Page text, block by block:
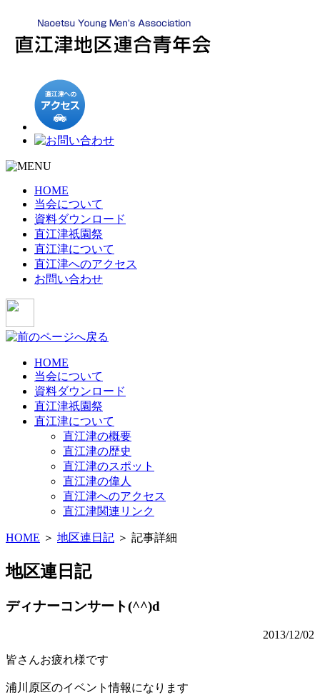
HOME
当会について
資料ダウンロード
直江津祇園祭
直江津について
直江津へのアクセス
お問い合わせ
HOME
当会について
資料ダウンロード
直江津祇園祭
直江津について
直江津の概要
直江津の歴史
直江津のスポット
直江津の偉人
直江津へのアクセス
直江津関連リンク
HOME ＞ 地区連日記 ＞ 記事詳細
地区連日記
ディナーコンサート(^^)d
2013/12/02
皆さんお疲れ様です
浦川原区のイベント情報になります